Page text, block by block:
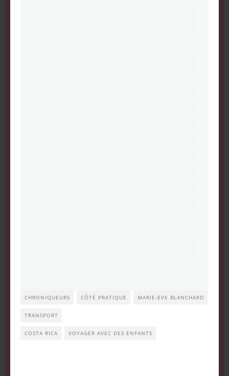
CHRONIQUEURS CÔTÉ PRATIQUE MARIE-EVE BLANCHARD
TRANSPORT
COSTA RICA VOYAGER AVEC DES ENFANTS